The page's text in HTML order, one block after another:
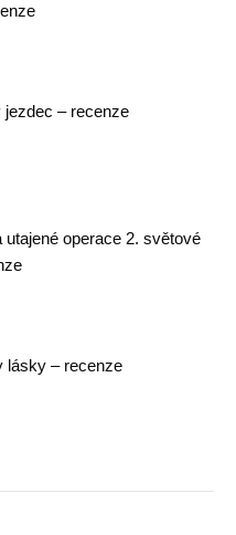
– recenze
utajené operace 2. světové
lásky – recenze